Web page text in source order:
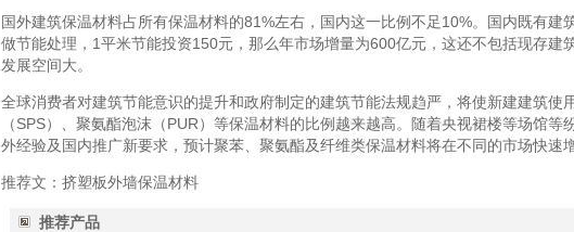
国外建筑保温材料占所有保温材料的81%左右，国内这一比例不足10%。国内既有
做节能处理，1平米节能投资150元，那么年市场增量为600亿元，这还不包括现存建
发展空间大。
全球消费者对建筑节能意识的提升和政府制定的建筑节能法规趋严，将使新建建筑使
（SPS）、聚氨酯泡沫（PUR）等保温材料的比例越来越高。随着央视裙楼等场馆
外经验及国内推广新要求，预计聚苯、聚氨酯及纤维类保温材料将在不同的市场快速增
推荐文：挤塑板外墙保温材料
推荐产品